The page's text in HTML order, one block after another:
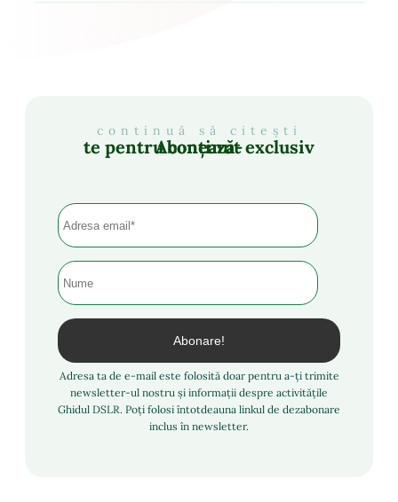
continuă să citești
Abonează-te pentru conținut exclusiv
Adresa ta de e-mail este folosită doar pentru a-ți trimite
newsletter-ul nostru și informații despre activitățile
Ghidul DSLR. Poți folosi întotdeauna linkul de dezabonare
inclus în newsletter.